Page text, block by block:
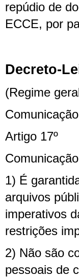
repúdio de
ECCE, por
Decreto-
(Regime
Artigo 17º
1) É
arquivos
imperativos
restrições
2) Não são
pessoais de